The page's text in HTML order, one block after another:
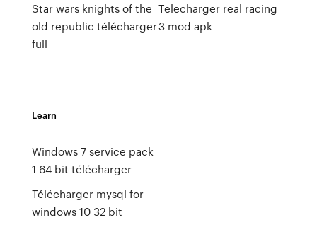
Star wars knights of the
old republic télécharger
full
Telecharger real racing
3 mod apk
Learn
Windows 7 service pack
1 64 bit télécharger
Télécharger mysql for
windows 10 32 bit